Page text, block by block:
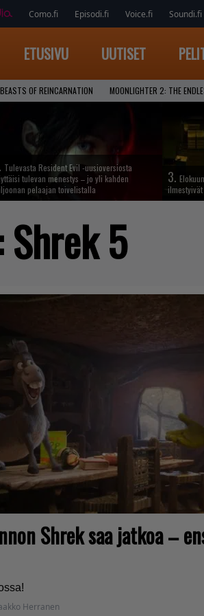
Como.fi Episodi.fi Voice.fi Soundi.fi
ETUSIVU UUTISET
BEASTS OF REINCARNATION MOONLIGHTER 2: THE
Tulevasta Resident Evil -uusioversiosta
tulevan menestys – jo yli kahden
pelaajan toivelistalla
3.
Shrek 5
Shrek saa jatkoa –
Herranen